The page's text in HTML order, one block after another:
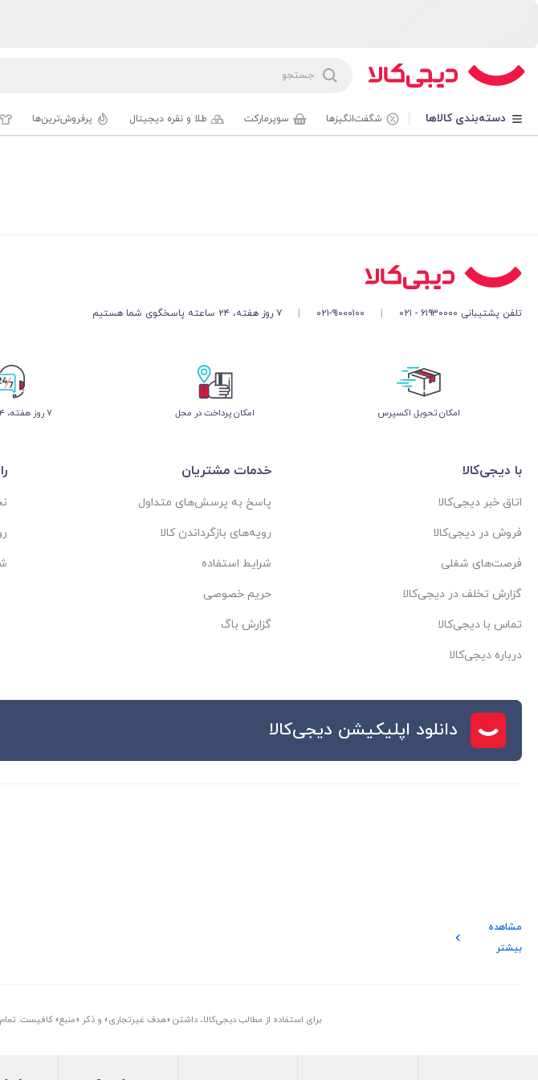
دسته‌بندی کالاها شگفت‌انگیزها سوپرمارکت طلا و نقره دیجیتال پرفروش‌ترین‌ها
تلفن پشتیبانی ۶۱۹۳۰۰۰۰ - ۰۲۱ ۰۲۱-۹۱۰۰۰۱۰۰ ۷ روز هفته، ۲۴ ساعته پاسخگوی شما هستیم
اﻣﮑﺎن ﺗﺤﻮﯾﻞ اﮐﺴﭙﺮس امکان پرداخت در محل ۷ روز ﻫﻔﺘﻪ، ۲۴ ﺳﺎﻋﺘﻪ
با دیجی‌کالا
اتاق خبر دیجی‌کالا
فروش در دیجی‌کالا
فرصت‌های شغلی
گزارش تخلف در دیجی‌کالا
تماس با دیجی‌کالا
درباره دیجی‌کالا
خدمات مشتریان
پاسخ به پرسش‌های متداول
رویه‌های بازگرداندن کالا
شرایط استفاده
حریم خصوصی
گزارش باگ
دانلود اپلیکیشن دیجی‌کالا
مشاهده
بیشتر
برای استفاده از مطالب دیجی‌کالا، داشتن «هدف غیرتجاری» و ذکر «منبع» کافیست.